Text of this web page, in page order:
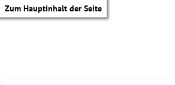
Zum Hauptinhalt der Seite